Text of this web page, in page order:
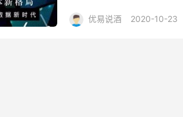
优易说酒 2020-10-23